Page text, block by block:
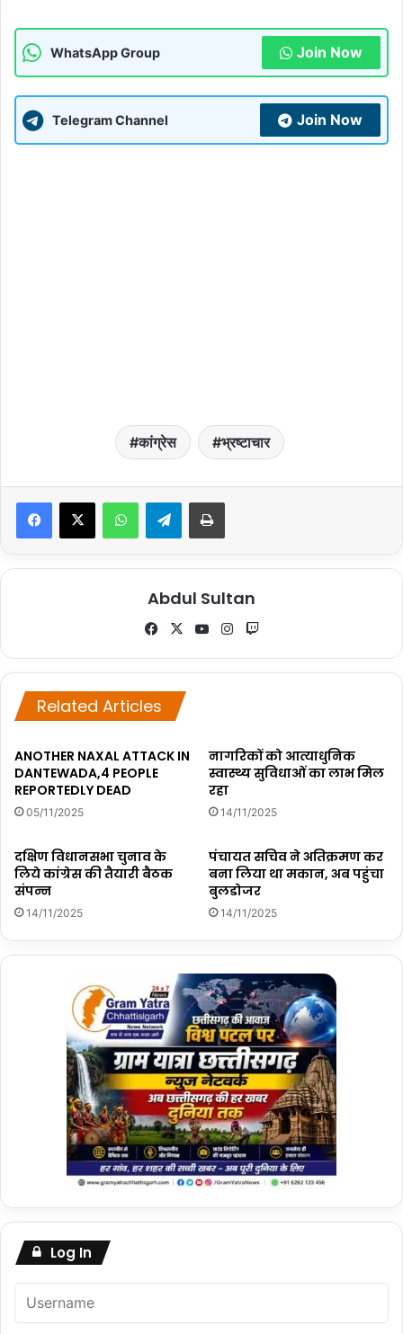
WhatsApp Group Join Now
Telegram Channel Join Now
कांग्रेस भ्रष्टाचार
Telegram
Abdul Sultan
Fa
bo
ok
X
Yo
ub
Ins
ra
h
Related Articles
ANOTHER NAXAL ATTACK IN
DANTEWADA,4 PEOPLE
REPORTEDLY DEAD
05/11/2025
नागरिकों को आत्याधुनिक
स्वास्थ्य सुविधाओं का लाभ मिल
रहा
14/11/2025
दक्षिण विधानसभा चुनाव के
लिये कांग्रेस की तैयारी बैठक
संपन्न
14/11/2025
पंचायत सचिव ने अतिक्रमण कर
बना लिया था मकान, अब पहुंचा
बुलडोजर
14/11/2025
Log In